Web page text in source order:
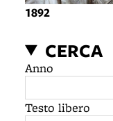
1892
CERCA
Anno
Testo libero